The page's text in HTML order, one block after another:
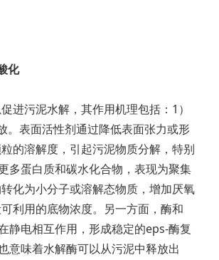
化
进污泥水解，其作用机理包括：1）
。表面活性剂通过降低表面张力或形
的溶解度，引起污泥物质分解，特别
多蛋白质和碳水化合物，表现为聚集
化为小分子或溶解态物质，增加厌氧
利用的底物浓度。另一方面，酶和
静电相互作用，形成稳定的eps-酶复
意味着水解酶可以从污泥中释放出